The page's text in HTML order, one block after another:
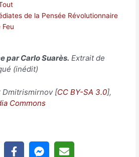
de la Pensée Révolutionnaire
Feu
par Carlo Suarès. Extrait de
(inédit)
Dmitrismirnov [CC BY-SA 3.0],
Commons